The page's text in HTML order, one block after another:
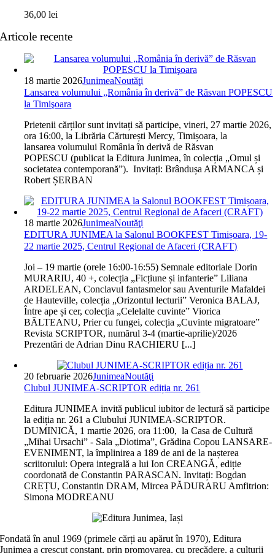
36,00lei
Articole recente
18 martie 2026JunimeaNoutăţi
Lansarea volumului „România în derivă” de Răsvan POPESCU
la Timişoara
Prietenii cărților sunt invitați să participe, vineri, 27 martie 2026,
ora 16:00, la Librăria Cărturești Mercy, Timișoara, la
lansarea volumului România în derivă de Răsvan
POPESCU (publicat la Editura Junimea, în colecția „Omul și
societatea contemporană”). Invitați: Brândușa ARMANCA și
Robert ȘERBAN
18 martie 2026JunimeaNoutăţi
EDITURA JUNIMEA la Salonul BOOKFEST Timișoara, 19-
22 martie 2025, Centrul Regional de Afaceri (CRAFT)
Joi – 19 martie (orele 16:00-16:55) Semnale editoriale Dorin
MURARIU, 40 +, colecția „Ficțiune și infanterie” Liliana
ARDELEAN, Conclavul fantasmelor sau Aventurile Mafaldei
de Hauteville, colecția „Orizontul lecturii” Veronica BALAJ,
Între ape și cer, colecția „Celelalte cuvinte” Viorica
BĂLTEANU, Prier cu fungei, colecția „Cuvinte migratoare”
Revista SCRIPTOR, numărul 3-4 (martie-aprilie)/2026
Prezentări de Adrian Dinu RACHIERU [...]
20 februarie 2026JunimeaNoutăţi
Clubul JUNIMEA-SCRIPTOR ediția nr. 261
Editura JUNIMEA invită publicul iubitor de lectură să participe
la ediția nr. 261 a Clubului JUNIMEA-SCRIPTOR.
DUMINICĂ, 1 martie 2026, ora 11:00, la Casa de Cultură
„Mihai Ursachi” - Sala „Diotima”, Grădina Copou LANSARE-
EVENIMENT, la împlinirea a 189 de ani de la nașterea
scriitorului: Opera integrală a lui Ion CREANGĂ, ediție
coordonată de Constantin PARASCAN. Invitați: Bogdan
CREȚU, Constantin DRAM, Mircea PĂDURARU Amfitrion:
Simona MODREANU
Fondată în anul 1969 (primele cărți au apărut în 1970), Editura
Junimea a crescut constant, prin promovarea, cu precădere, a culturii